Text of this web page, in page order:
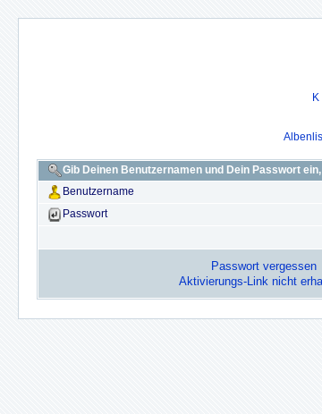
Gib Deinen Benutzernamen und Dein Passwort
Benutzername
Passwort
Passwort vergessen
Aktivierungs-Link nicht